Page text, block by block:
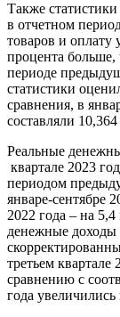
Также
в отчетном
товаров и оплату
процента
периоде
статистики
сравнения, в
составляли
Реальные
квартале 2023
периодом
январе-сентябре
2022 года – на
денежные доходы
третьем квартале
сравнению с
года